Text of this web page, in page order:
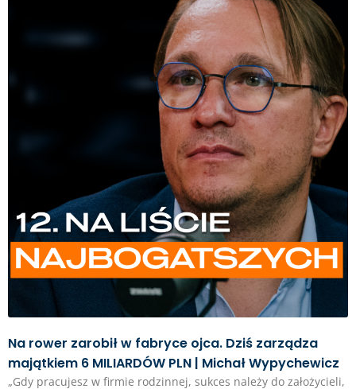
Na rower zarobił w fabryce ojca. Dziś zarządza
majątkiem 6 MILIARDÓW PLN | Michał Wypychewicz
„Gdy pracujesz w firmie rodzinnej, sukces należy do założycieli,